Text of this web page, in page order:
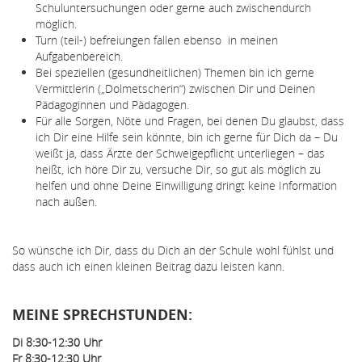
Schuluntersuchungen oder gerne auch zwischendurch
möglich.
Turn (teil-) befreiungen fallen ebenso in meinen
Aufgabenbereich.
Bei speziellen (gesundheitlichen) Themen bin ich gerne
Vermittlerin („Dolmetscherin“) zwischen Dir und Deinen
Pädagoginnen und Pädagogen.
Für alle Sorgen, Nöte und Fragen, bei denen Du glaubst, dass
ich Dir eine Hilfe sein könnte, bin ich gerne für Dich da – Du
weißt ja, dass Ärzte der Schweigepflicht unterliegen – das
heißt, ich höre Dir zu, versuche Dir, so gut als möglich zu
helfen und ohne Deine Einwilligung dringt keine Information
nach außen.
So wünsche ich Dir, dass du Dich an der Schule wohl fühlst und
dass auch ich einen kleinen Beitrag dazu leisten kann.
MEINE SPRECHSTUNDEN:
Di 8:30-12:30 Uhr
Fr 8:30-12:30 Uhr